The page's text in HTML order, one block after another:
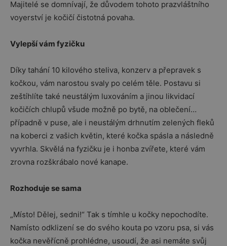
Majitelé se domnívají, že důvodem tohoto prazvláštního
voyerství je kočičí čistotná povaha.
Vylepší vám fyzičku
Díky tahání 10 kilového steliva, konzerv a přepravek s
kočkou, vám narostou svaly po celém těle. Postavu si
zeštíhlíte také neustálým luxováním a jinou likvidací
kočičích chlupů všude možně po bytě, na oblečení…
případně v puse, ale i neustálým drhnutím zelených fleků
na koberci z vašich květin, které kočka spásla a následně
vyvrhla. Skvělá na fyzičku je i honba zvířete, které vám
zrovna rozškrábalo nové kanape.
Rozhoduje se sama
„Místo! Dělej, sedni!“ Tak s tímhle u kočky nepochodíte.
Namísto odklizení se do svého kouta po vzoru psa, si vás
kočka nevěřícně prohlédne, usoudí, že asi nemáte svůj